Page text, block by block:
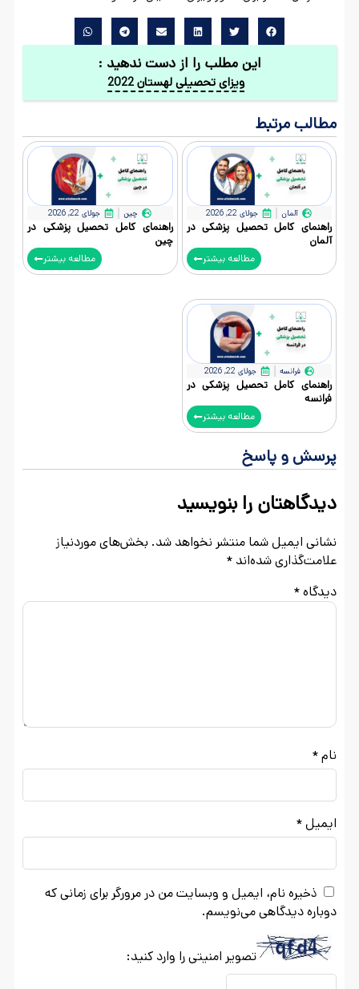
این مطلب را از دست ندهید :
ویزای تحصیلی لهستان 2022
مطالب مرتبط
آلمان جولای 22, 2026
راهنمای کامل تحصیل پزشکی در
آلمان
مطالعه بیشتر
چین جولای 22, 2026
راهنمای کامل تحصیل پزشکی در
چین
مطالعه بیشتر
فرانسه جولای 22, 2026
راهنمای کامل تحصیل پزشکی در
فرانسه
مطالعه بیشتر
پرسش و پاسخ
دیدگاهتان را بنویسید
نشانی ایمیل شما منتشر نخواهد شد. بخش‌های موردنیاز
علامت‌گذاری شده‌اند *
دیدگاه*
نام*
ایمیل*
ذخیره نام، ایمیل و وبسایت من در مرورگر برای زمانی که
دوباره دیدگاهی می‌نویسم.
تصویر امنیتی را وارد کنید: